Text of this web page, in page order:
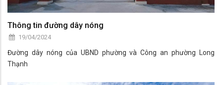
Thông tin đường dây nóng
19/04/2024
Đường dây nóng của UBND phường và Công an phường Long
Thạnh